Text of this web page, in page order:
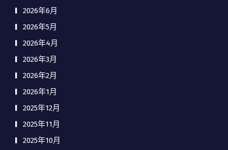
2026年6月
2026年5月
2026年4月
2026年3月
2026年2月
2026年1月
2025年12月
2025年11月
2025年10月